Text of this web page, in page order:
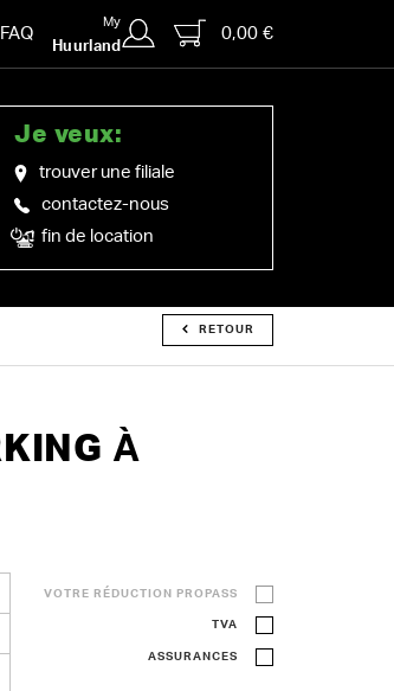
FAQ
My
Huurland
0,00 €
Je veux:
trouver une filiale
contactez-nous
fin de location
RETOUR
À
VOTRE RÉDUCTION PROPASS
TVA
ASSURANCES